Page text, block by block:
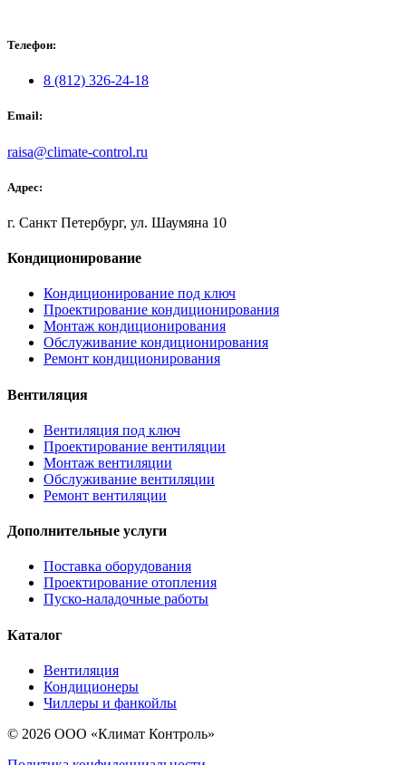
Телефон:
8 (812) 326-24-18
Email:
raisa@climate-control.ru
Адрес:
г. Санкт Петербург, ул. Шаумяна 10
Кондиционирование
Кондиционирование под ключ
Проектирование кондиционирования
Монтаж кондиционирования
Обслуживание кондиционирования
Ремонт кондиционирования
Вентиляция
Вентиляция под ключ
Проектирование вентиляции
Монтаж вентиляции
Обслуживание вентиляции
Ремонт вентиляции
Дополнительные услуги
Поставка оборудования
Проектирование отопления
Пуско-наладочные работы
Каталог
Вентиляция
Кондиционеры
Чиллеры и фанкойлы
© 2026 ООО «Климат Контроль»